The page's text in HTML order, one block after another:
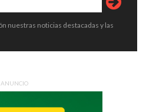
nuestras noticias destacadas y las
ANUNCIO